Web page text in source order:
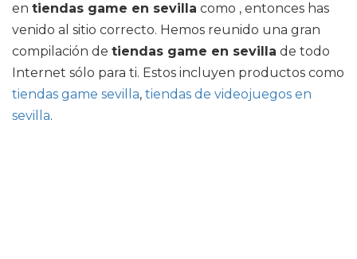
en tiendas game en sevilla como , entonces has
venido al sitio correcto. Hemos reunido una gran
compilación de tiendas game en sevilla de todo
Internet sólo para ti. Estos incluyen productos como
tiendas game sevilla, tiendas de videojuegos en
sevilla.